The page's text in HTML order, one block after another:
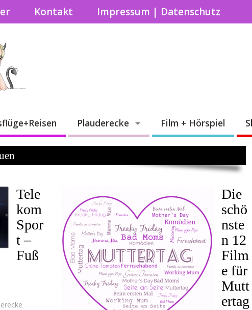
Kontakt Impressum | Datenschutz
Plauderecke Film + Hörspiel
Tele
kom
Spor
t –
Fuß
Die
schö
nste
n 12
Film
e für
Mutt
ertag